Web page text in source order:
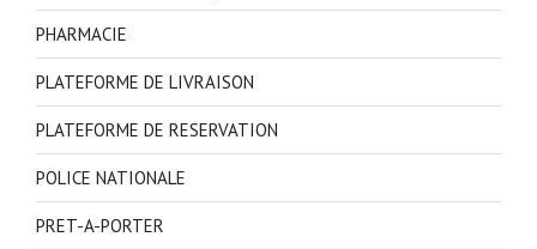
PHARMACIE
PLATEFORME DE LIVRAISON
PLATEFORME DE RESERVATION
POLICE NATIONALE
PRET-A-PORTER